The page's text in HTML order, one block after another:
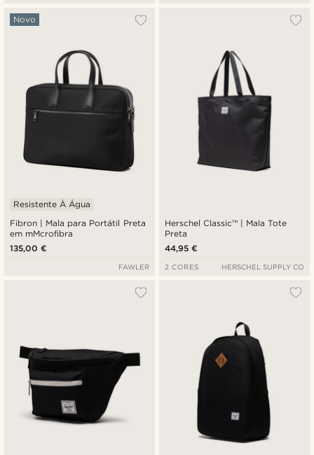
Fibron | Mala para Portátil Preta
em mMcrofibra
Novo
Resistente À Água
135,00 €
FAWLER
Herschel Classic™ | Mala Tote
Preta
44,95 €
2 CORES HERSCHEL SUPPLY CO